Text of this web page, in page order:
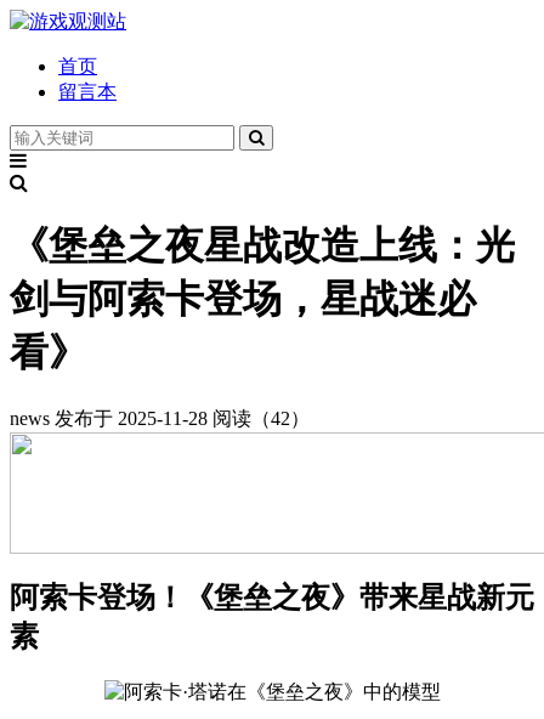
首页
留言本
《堡垒之夜星战改造上线：光
剑与阿索卡登场，星战迷必
看》
news 发布于 2025-11-28 阅读（42）
阿索卡登场！《堡垒之夜》带来星战新元
素